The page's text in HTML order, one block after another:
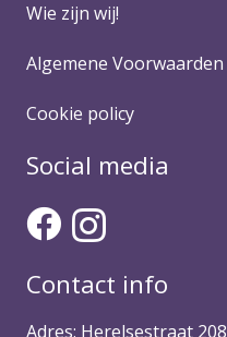
Wie zijn wij!
Algemene Voorwaarden
Cookie policy
Social media
Contact info
Adres: Herelsestraat 208